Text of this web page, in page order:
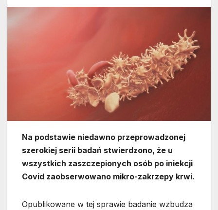
Na podstawie niedawno przeprowadzonej
szerokiej serii badań stwierdzono, że u
wszystkich zaszczepionych osób po iniekcji
Covid zaobserwowano mikro-zakrzepy krwi.
Opublikowane w tej sprawie badanie wzbudza